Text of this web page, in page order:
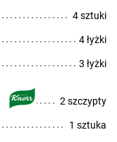
4 sztuki
4 łyżki
3 łyżki
2 szczypty
1 sztuka